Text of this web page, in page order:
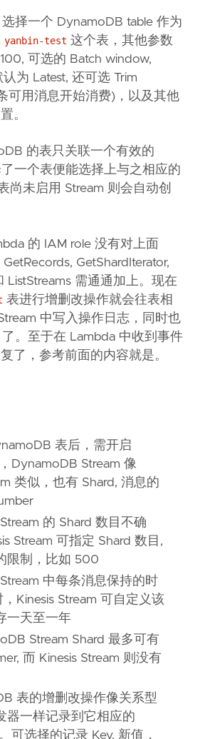
择一个 DynamoDB table 作为
yanbin-test 这个表，其他参数
可选的 Batch window,
为 Latest, 还可选 Trim
可用消息开始消费)，以及其他
。
的表只关联一个有效的
一个表便能选择上与之相应的
尚未启用 Stream 则会自动创
的 IAM role 没有对上面
GetRecords, GetShardIterator,
ListStreams 需通通加上。现在
表进行增删改操作就会往表相
中写入操作日志，同时也
。至于在 Lambda 中收到事件
了，参考前面的内容就是。
表后，需开启
DynamoDB Stream 像
类似，也有 Shard, 消息的
的 Shard 数目不确
Stream 可指定 Shard 数目,
限制，比如 500
中每条消息保持的时
Kinesis Stream 可自定义该
一天至一年
Stream Shard 最多可有
而 Kinesis Stream 则没有
表的增删改操作像关系型
器一样记录到它相应的
可选择的记录 Key, 新值，